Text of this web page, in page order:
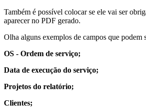
Também é possível colocar se ele vai ser
aparecer no PDF gerado.
Olha alguns exemplos de campos que podem
OS - Ordem de serviço;
Data de execução do serviço;
Projetos do relatório;
Clientes;